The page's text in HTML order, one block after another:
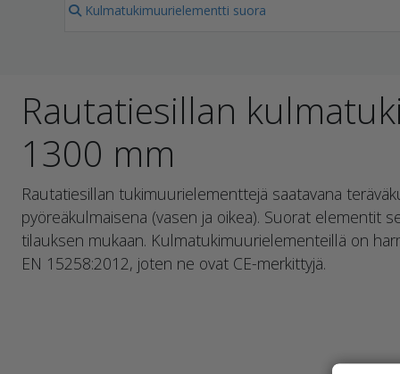
Kulmatukimuurielementti suora
Rautatiesillan
1300 mm
Rautatiesillan tukimuurielementtejä saatavana
pyöreäkulmaisena (vasen ja oikea). Suorat elementit
tilauksen mukaan. Kulmatukimuurielementeillä on
EN 15258:2012, joten ne ovat CE-merkittyjä.